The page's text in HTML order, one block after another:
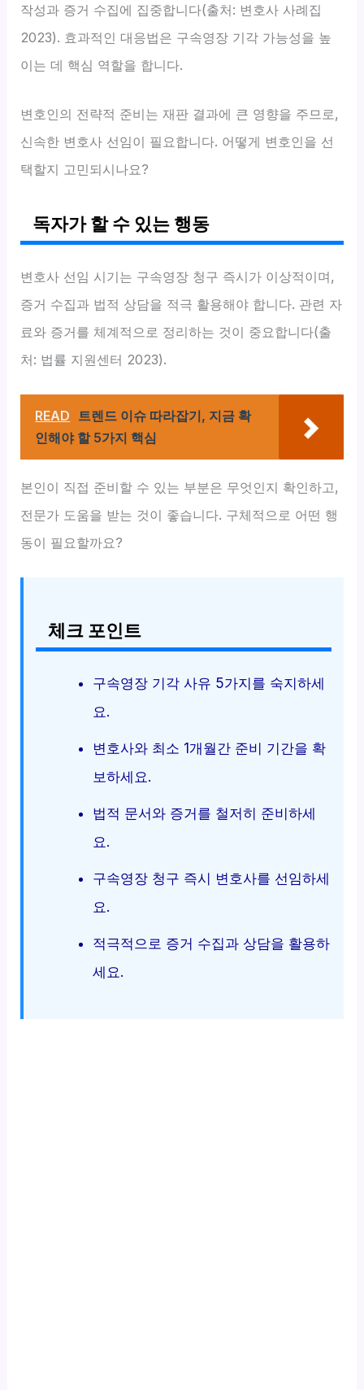
작성과 증거 수집에 집중합니다(출처: 변호사 사례집
2023). 효과적인 대응법은 구속영장 기각 가능성을 높
이는 데 핵심 역할을 합니다.
변호인의 전략적 준비는 재판 결과에 큰 영향을 주므로,
신속한 변호사 선임이 필요합니다. 어떻게 변호인을 선
택할지 고민되시나요?
독자가 할 수 있는 행동
변호사 선임 시기는 구속영장 청구 즉시가 이상적이며,
증거 수집과 법적 상담을 적극 활용해야 합니다. 관련 자
료와 증거를 체계적으로 정리하는 것이 중요합니다(출
처: 법률 지원센터 2023).
READ 트렌드 이슈 따라잡기, 지금 확
인해야 할 5가지 핵심
본인이 직접 준비할 수 있는 부분은 무엇인지 확인하고,
전문가 도움을 받는 것이 좋습니다. 구체적으로 어떤 행
동이 필요할까요?
체크 포인트
구속영장 기각 사유 5가지를 숙지하세
요.
변호사와 최소 1개월간 준비 기간을 확
보하세요.
법적 문서와 증거를 철저히 준비하세
요.
구속영장 청구 즉시 변호사를 선임하세
요.
적극적으로 증거 수집과 상담을 활용하
세요.